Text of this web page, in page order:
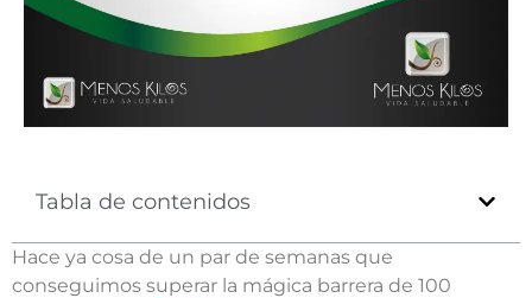
Tabla de contenidos
Hace ya cosa de un par de semanas que
conseguimos superar la mágica barrera de 100